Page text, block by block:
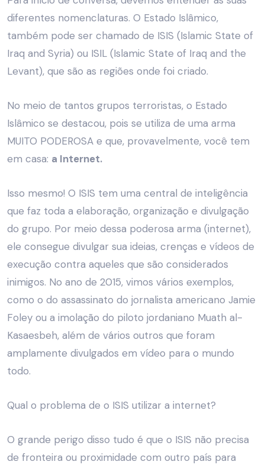
diferentes nomenclaturas. O Estado Islâmico,
também pode ser chamado de ISIS (Islamic State of
Iraq and Syria) ou ISIL (Islamic State of Iraq and the
Levant), que são as regiões onde foi criado.
No meio de tantos grupos terroristas, o Estado
Islâmico se destacou, pois se utiliza de uma arma
MUITO PODEROSA e que, provavelmente, você tem
em casa: a Internet.
Isso mesmo! O ISIS tem uma central de inteligência
que faz toda a elaboração, organização e divulgação
do grupo. Por meio dessa poderosa arma (internet),
ele consegue divulgar sua ideias, crenças e vídeos de
execução contra aqueles que são considerados
inimigos. No ano de 2015, vimos vários exemplos,
como o do assassinato do jornalista americano Jamie
Foley ou a imolação do piloto jordaniano Muath al-
Kasaesbeh, além de vários outros que foram
amplamente divulgados em vídeo para o mundo
todo.
Qual o problema de o ISIS utilizar a internet?
O grande perigo disso tudo é que o ISIS não precisa
de fronteira ou proximidade com outro país para